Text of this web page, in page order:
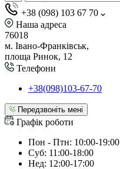
+38 (098) 103 67 70
Наша адреса
76018
м. Івано-Франківськ,
площа Ринок, 12
Телефони
+38(098)103-67-70
Передзвоніть мені
Графік роботи
Пон - Птн: 10:00-19:00
Суб: 11:00-18:00
Нед: 12:00-17:00